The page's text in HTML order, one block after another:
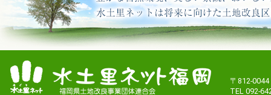
〒812-
TEL 092-